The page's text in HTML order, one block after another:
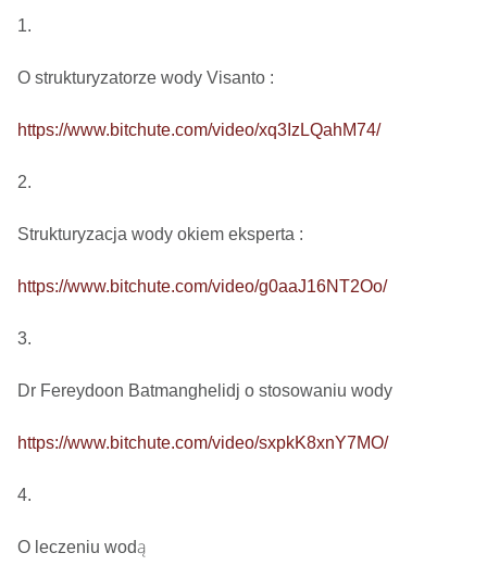
1.
O strukturyzatorze wody Visanto :
https://www.bitchute.com/video/xq3IzLQahM74/
2.
Strukturyzacja wody okiem eksperta :
https://www.bitchute.com/video/g0aaJ16NT2Oo/
3.
Dr Fereydoon Batmanghelidj o stosowaniu wody
https://www.bitchute.com/video/sxpkK8xnY7MO/
4.
O leczeniu wodą